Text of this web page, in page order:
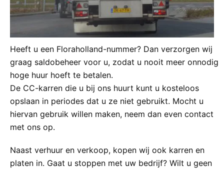
Heeft u een Floraholland-nummer? Dan verzorgen wij
graag saldobeheer voor u, zodat u nooit meer onnodig
hoge huur hoeft te betalen.
De CC-karren die u bij ons huurt kunt u kosteloos
opslaan in periodes dat u ze niet gebruikt. Mocht u
hiervan gebruik willen maken, neem dan even contact
met ons op.
Naast verhuur en verkoop, kopen wij ook karren en
platen in. Gaat u stoppen met uw bedrijf? Wilt u geen